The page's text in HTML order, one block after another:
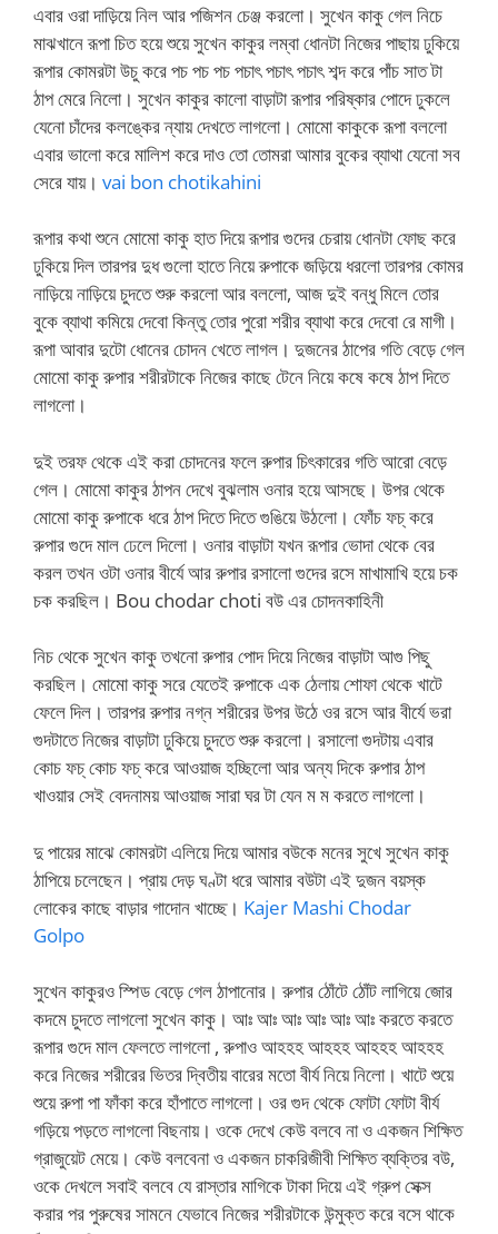
এবার ওরা দাড়িয়ে নিল আর পজিশন চেঞ্জ করলো। সুখেন কাকু গেল নিচে
মাঝখানে রূপা চিত হয়ে শুয়ে সুখেন কাকুর লম্বা ধোনটা নিজের পাছায় ঢুকিয়ে
রূপার কোমরটা উচু করে পচ পচ পচ পচাৎ পচাৎ পচাৎ শব্দ করে পাঁচ সাত টা
ঠাপ মেরে নিলো। সুখেন কাকুর কালো বাড়াটা রূপার পরিষ্কার পোদে ঢুকলে
যেনো চাঁদের কলঙ্কের ন্যায় দেখতে লাগলো। মোমো কাকুকে রূপা বললো
এবার ভালো করে মালিশ করে দাও তো তোমরা আমার বুকের ব্যাথা যেনো সব
সেরে যায়। vai bon chotikahini
রূপার কথা শুনে মোমো কাকু হাত দিয়ে রূপার গুদের চেরায় ধোনটা ফোছ করে
ঢুকিয়ে দিল তারপর দুধ গুলো হাতে নিয়ে রুপাকে জড়িয়ে ধরলো তারপর কোমর
নাড়িয়ে নাড়িয়ে চুদতে শুরু করলো আর বললো, আজ দুই বন্ধু মিলে তোর
বুকে ব্যাথা কমিয়ে দেবো কিন্তু তোর পুরো শরীর ব্যাথা করে দেবো রে মাগী।
রূপা আবার দুটো ধোনের চোদন খেতে লাগল। দুজনের ঠাপের গতি বেড়ে গেল
মোমো কাকু রুপার শরীরটাকে নিজের কাছে টেনে নিয়ে কষে কষে ঠাপ দিতে
লাগলো।
দুই তরফ থেকে এই করা চোদনের ফলে রুপার চিৎকারের গতি আরো বেড়ে
গেল। মোমো কাকুর ঠাপন দেখে বুঝলাম ওনার হয়ে আসছে। উপর থেকে
মোমো কাকু রুপাকে ধরে ঠাপ দিতে দিতে গুঙিয়ে উঠলো। ফোঁচ ফচ্ করে
রুপার গুদে মাল ঢেলে দিলো। ওনার বাড়াটা যখন রূপার ভোদা থেকে বের
করল তখন ওটা ওনার বীর্যে আর রুপার রসালো গুদের রসে মাখামাখি হয়ে চক
চক করছিল। Bou chodar choti বউ এর চোদনকাহিনী
নিচ থেকে সুখেন কাকু তখনো রুপার পোদ দিয়ে নিজের বাড়াটা আগু পিছু
করছিল। মোমো কাকু সরে যেতেই রুপাকে এক ঠেলায় শোফা থেকে খাটে
ফেলে দিল। তারপর রুপার নগ্ন শরীরের উপর উঠে ওর রসে আর বীর্যে ভরা
গুদটাতে নিজের বাড়াটা ঢুকিয়ে চুদতে শুরু করলো। রসালো গুদটায় এবার
কোচ ফচ্ কোচ ফচ্ করে আওয়াজ হচ্ছিলো আর অন্য দিকে রুপার ঠাপ
খাওয়ার সেই বেদনাময় আওয়াজ সারা ঘর টা যেন ম ম করতে লাগলো।
দু পায়ের মাঝে কোমরটা এলিয়ে দিয়ে আমার বউকে মনের সুখে সুখেন কাকু
ঠাপিয়ে চলেছেন। প্রায় দেড় ঘণ্টা ধরে আমার বউটা এই দুজন বয়স্ক
লোকের কাছে বাড়ার গাদোন খাচ্ছে। Kajer Mashi Chodar
Golpo
সুখেন কাকুরও স্পিড বেড়ে গেল ঠাপানোর। রুপার ঠোঁটে ঠোঁট লাগিয়ে জোর
কদমে চুদতে লাগলো সুখেন কাকু। আঃ আঃ আঃ আঃ আঃ আঃ করতে করতে
রূপার গুদে মাল ফেলতে লাগলো , রুপাও আহহহ আহহহ আহহহ আহহহ
করে নিজের শরীরের ভিতর দ্বিতীয় বারের মতো বীর্য নিয়ে নিলো। খাটে শুয়ে
শুয়ে রুপা পা ফাঁকা করে হাঁপাতে লাগলো। ওর গুদ থেকে ফোটা ফোটা বীর্য
গড়িয়ে পড়তে লাগলো বিছনায়। ওকে দেখে কেউ বলবে না ও একজন শিক্ষিত
গ্রাজুয়েট মেয়ে। কেউ বলবেনা ও একজন চাকরিজীবী শিক্ষিত ব্যক্তির বউ,
ওকে দেখলে সবাই বলবে যে রাস্তার মাগিকে টাকা দিয়ে এই গ্রুপ সেক্স
করার পর পুরুষের সামনে যেভাবে নিজের শরীরটাকে উন্মুক্ত করে বসে থাকে